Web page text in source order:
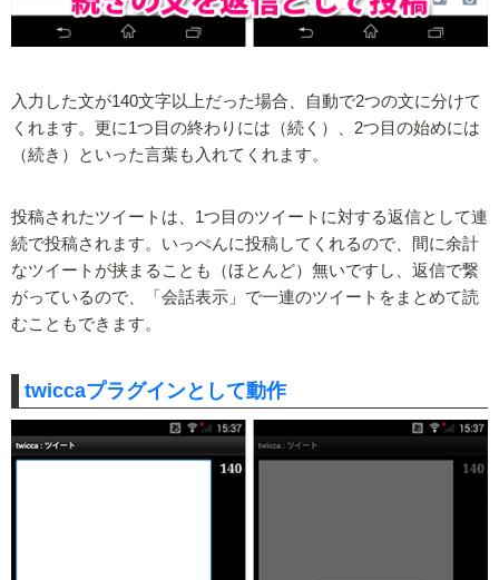
入力した文が140文字以上だった場合、自動で2つの文に分けて
くれます。更に1つ目の終わりには（続く）、2つ目の始めには
（続き）といった言葉も入れてくれます。
投稿されたツイートは、1つ目のツイートに対する返信として連
続で投稿されます。いっぺんに投稿してくれるので、間に余計
なツイートが挟まることも（ほとんど）無いですし、返信で繋
がっているので、「会話表示」で一連のツイートをまとめて読
むこともできます。
twiccaプラグインとして動作